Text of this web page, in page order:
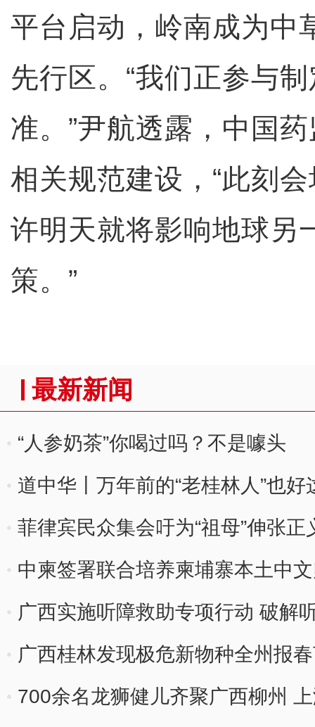
平台启动，岭南成为中
先行区。“我们正参与
准。”尹航透露，中国
相关规范建设，“此刻
许明天就将影响地球另
策。”
最新新闻
“人参奶茶”你喝过吗？不是噱头
道中华丨万年前的“老桂林人”也好
菲律宾民众集会吁为“祖母”伸张正
中柬签署联合培养柬埔寨本土中
广西实施听障救助专项行动 破解
广西桂林发现极危新物种全州报
700余名龙狮健儿齐聚广西柳州